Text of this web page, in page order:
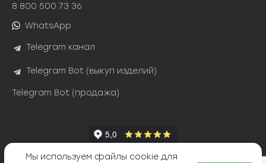
8 800 500 73 36
WhatsApp
Telegram канал
Telegram Bot (выкуп изделий)
Telegram Bot (продажа)
Яндекс Сплит
Мы используем файлы cookie для